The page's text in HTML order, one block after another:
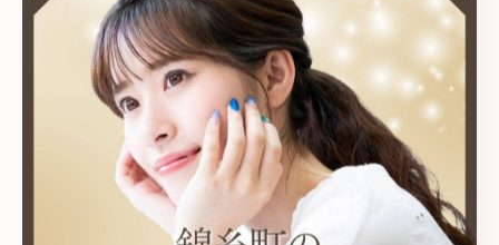
全てのカテゴリー
耳つぼ
プライベートサロン
ニュアンス
オフィス
シンプル